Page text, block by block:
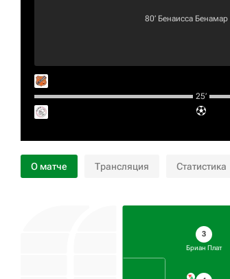
80‎’‎ Бенаисса Бенамар
25‎’‎
О матче Трансляция Статистика
3
Бриан Плат